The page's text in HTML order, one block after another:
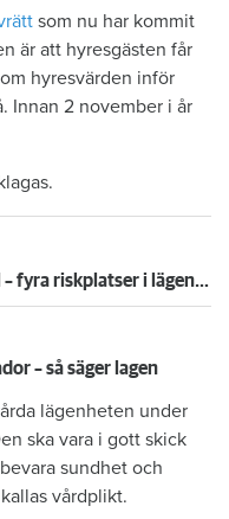
som nu har kommit
är att hyresgästen får
hyresvärden inför
Innan 2 november i år
Så undviker du mögel – fyra riskplatser i lägenheten: ”Måste städa bort”
– så säger lagen
lägenheten under
ska vara i gott skick
sundhet och
vårdplikt.